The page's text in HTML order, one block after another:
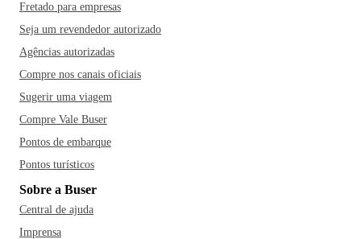
Fretado para empresas
Seja um revendedor autorizado
Agências autorizadas
Compre nos canais oficiais
Sugerir uma viagem
Compre Vale Buser
Pontos de embarque
Pontos turísticos
Sobre a Buser
Central de ajuda
Imprensa